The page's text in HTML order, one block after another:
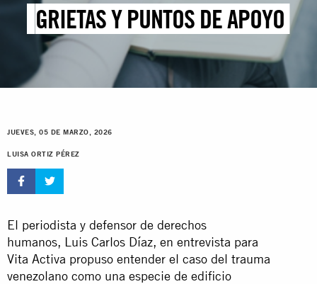
GRIETAS Y PUNTOS DE APOYO
JUEVES, 05 DE MARZO, 2026
LUISA ORTIZ PÉREZ
El periodista y defensor de derechos
humanos, Luis Carlos Díaz, en entrevista para
Vita Activa propuso entender el caso del trauma
venezolano como una especie de edificio